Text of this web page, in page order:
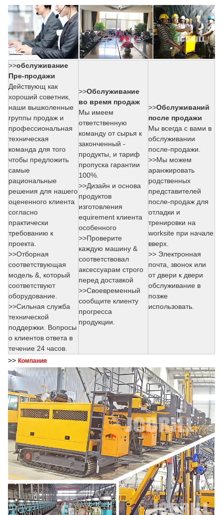
>>обслуживание
Пре-продажи
Действующ как
хороший советник,
наши вышколенные
группы продаж и
профессиональная
техническая
команда для того
чтобы предложить
самые
рациональные
решения для нашего
оцененного клиента
согласно
практически
требованию к
проекта.
>>Отборная
соответствующая
модель &, который
соответствуют
оборудование.
>>Сильная служба
технической
поддержки. Вопросы
о клиентов ответа в
течение 24 часов.
>>Обслуживание
во время продаж
Мы имеем
ответственную
команду от сырья к
законченный -
продукты, и тариф
пропуска гарантии
100%.
>>Дизайн и основа
продуктов
изготовления
equirement клиента
особенного
>>Проверите
каждую машину &
соответствовал
аксессуарам строго
перед доставкой
>>Своевременный
сообщите клиенту
прогресса
продукции.
>>Обслуживаний
после продажи
Мы всегда с вами в
обслуживании
после-продажи.
>>Мы можем
аранжировать
родственных
представителей
после-продаж для
отладки и
тренировки на
worksite при начале
вверх.
>> Электронная
почта, звонок или
от двери к двери
обслуживание в
позже
использовать.
>> Компания